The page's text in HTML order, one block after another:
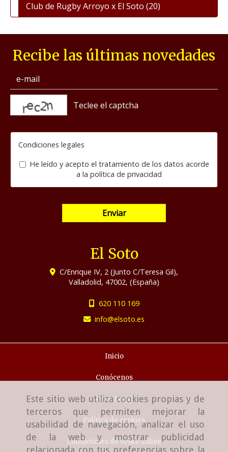
Este sitio web utiliza cookies propias y de
terceros que permiten mejorar la
usabilidad de navegación, analizar el uso
de la web y mostrar publicidad
relacionada con tus preferencias sobre la
Club de Rugby Arroyo x El Soto (20)
Recibe las últimas novedades
Condiciones legales
He leído y acepto el tratamiento de los datos acorde
a la política de privacidad
Enviar
El Soto
C/Enrique IV, 2 (Junto C/Teresa Gil),
Valladolid, 47002, (España)
620 110 169
info
elsoto.es
Inicio
Conócenos
Aviso Legal
Política de cookies
Condiciones de venta online